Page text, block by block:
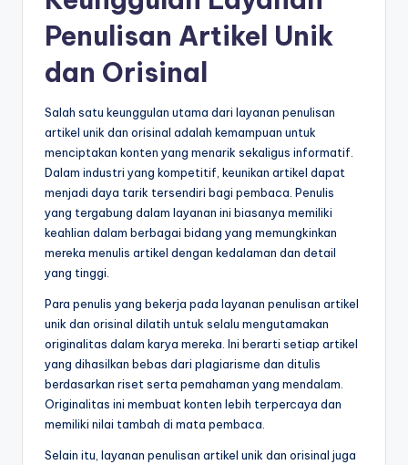
Penulisan Artikel Unik
dan Orisinal
Salah satu keunggulan utama dari layanan penulisan
artikel unik dan orisinal adalah kemampuan untuk
menciptakan konten yang menarik sekaligus informatif.
Dalam industri yang kompetitif, keunikan artikel dapat
menjadi daya tarik tersendiri bagi pembaca. Penulis
yang tergabung dalam layanan ini biasanya memiliki
keahlian dalam berbagai bidang yang memungkinkan
mereka menulis artikel dengan kedalaman dan detail
yang tinggi.
Para penulis yang bekerja pada layanan penulisan artikel
unik dan orisinal dilatih untuk selalu mengutamakan
originalitas dalam karya mereka. Ini berarti setiap artikel
yang dihasilkan bebas dari plagiarisme dan ditulis
berdasarkan riset serta pemahaman yang mendalam.
Originalitas ini membuat konten lebih terpercaya dan
memiliki nilai tambah di mata pembaca.
Selain itu, layanan penulisan artikel unik dan orisinal juga